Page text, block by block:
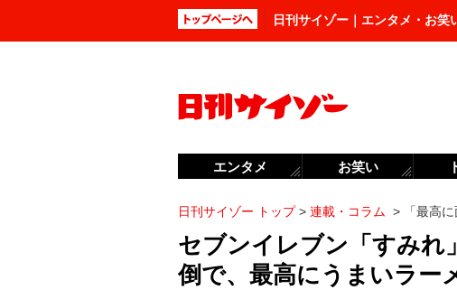
日刊サイゾー｜エンタメ・お
日刊サイゾー トップ> 連載・コラム > 「最高
セブンイレブン「すみれ
倒で、最高にうまいラー
エンタメ お笑い